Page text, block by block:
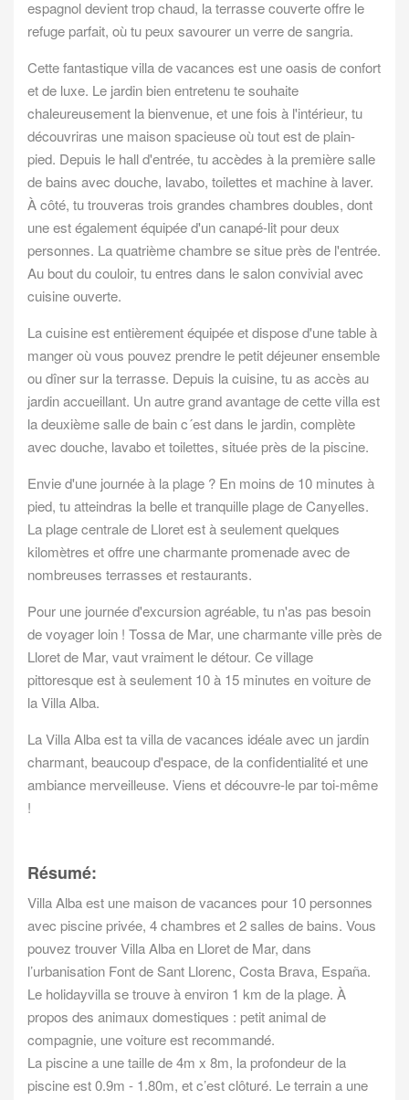
espagnol devient trop chaud, la terrasse couverte offre le
refuge parfait, où tu peux savourer un verre de sangria.
Cette fantastique villa de vacances est une oasis de confort
et de luxe. Le jardin bien entretenu te souhaite
chaleureusement la bienvenue, et une fois à l'intérieur, tu
découvriras une maison spacieuse où tout est de plain-
pied. Depuis le hall d'entrée, tu accèdes à la première salle
de bains avec douche, lavabo, toilettes et machine à laver.
À côté, tu trouveras trois grandes chambres doubles, dont
une est également équipée d'un canapé-lit pour deux
personnes. La quatrième chambre se situe près de l'entrée.
Au bout du couloir, tu entres dans le salon convivial avec
cuisine ouverte.
La cuisine est entièrement équipée et dispose d'une table à
manger où vous pouvez prendre le petit déjeuner ensemble
ou dîner sur la terrasse. Depuis la cuisine, tu as accès au
jardin accueillant. Un autre grand avantage de cette villa est
la deuxième salle de bain c´est dans le jardin, complète
avec douche, lavabo et toilettes, située près de la piscine.
Envie d'une journée à la plage ? En moins de 10 minutes à
pied, tu atteindras la belle et tranquille plage de Canyelles.
La plage centrale de Lloret est à seulement quelques
kilomètres et offre une charmante promenade avec de
nombreuses terrasses et restaurants.
Pour une journée d'excursion agréable, tu n'as pas besoin
de voyager loin ! Tossa de Mar, une charmante ville près de
Lloret de Mar, vaut vraiment le détour. Ce village
pittoresque est à seulement 10 à 15 minutes en voiture de
la Villa Alba.
La Villa Alba est ta villa de vacances idéale avec un jardin
charmant, beaucoup d'espace, de la confidentialité et une
ambiance merveilleuse. Viens et découvre-le par toi-même
!
Résumé:
Villa Alba est une maison de vacances pour 10 personnes
avec piscine privée, 4 chambres et 2 salles de bains. Vous
pouvez trouver Villa Alba en Lloret de Mar, dans
l’urbanisation Font de Sant Llorenc, Costa Brava, España.
Le holidayvilla se trouve à environ 1 km de la plage. À
propos des animaux domestiques : petit animal de
compagnie, une voiture est recommandé.
La piscine a une taille de 4m x 8m, la profondeur de la
piscine est 0.9m - 1.80m, et c’est clôturé. Le terrain a une